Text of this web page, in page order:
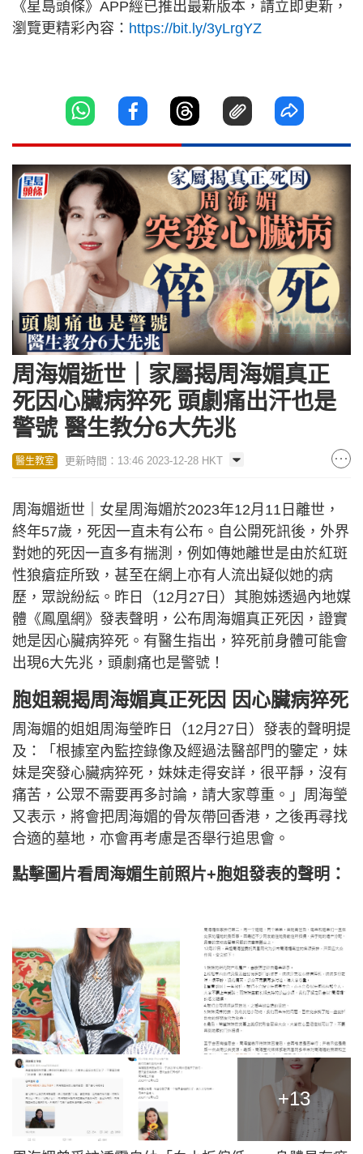
《星島頭條》APP經已推出最新版本，請立即更新，
瀏覽更精彩內容： https://bit.ly/3yLrgYZ
周海媚逝世｜家屬揭周海媚真正
死因心臟病猝死 頭劇痛出汗也是
警號 醫生教分6大先兆
醫生教室 更新時間：13:46 2023-12-28 HKT
周海媚逝世｜女星周海媚於2023年12月11日離世，
終年57歲，死因一直未有公布。自公開死訊後，外界
對她的死因一直多有揣測，例如傳她離世是由於紅斑
性狼瘡症所致，甚至在網上亦有人流出疑似她的病
歷，眾說紛紜。昨日（12月27日）其胞姊透過內地媒
體《鳳凰網》發表聲明，公布周海媚真正死因，證實
她是因心臟病猝死。有醫生指出，猝死前身體可能會
出現6大先兆，頭劇痛也是警號！
胞姐親揭周海媚真正死因 因心臟病猝死
周海媚的姐姐周海瑩昨日（12月27日）發表的聲明提
及：「根據室內監控錄像及經過法醫部門的鑒定，妹
妹是突發心臟病猝死，妹妹走得安詳，很平靜，沒有
痛苦，公眾不需要再多討論，請大家尊重。」周海瑩
又表示，將會把周海媚的骨灰帶回香港，之後再尋找
合適的墓地，亦會再考慮是否舉行追思會。
點擊圖片看周海媚生前照片+胞姐發表的聲明：
+13